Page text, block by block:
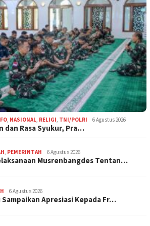
, NASIONAL, RELIGI, TNI/POLRI 6 Agustus 2026
dan Rasa Syukur, Pra…
, PEMERINTAH 6 Agustus 2026
Musrenbangdes Tentan…
6 Agustus 2026
Sampaikan Apresiasi Kepada Fr…